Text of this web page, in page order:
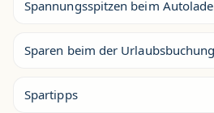
Spannungsspitzen beim
Sparen beim der Urlaubsbuchung
Spartipps